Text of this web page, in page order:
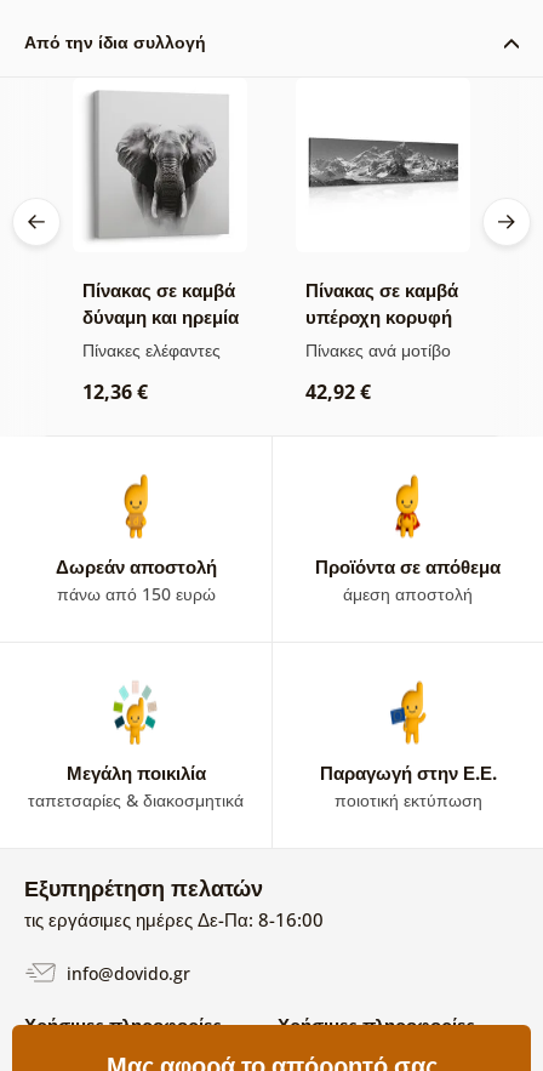
Από την ίδια συλλογή
Πίνακας σε καμβά
δύναμη και ηρεμία
του ελέφαντα
Πίνακες ελέφαντες
12,36 €
Πίνακας σε καμβά
υπέροχη κορυφή
βουνού σε
εκδοχή
Πίνακες ανά μοτίβο
42,92 €
Δωρεάν αποστολή
πάνω από 150 ευρώ
Προϊόντα σε απόθεμα
άμεση αποστολή
Μεγάλη ποικιλία
ταπετσαρίες & διακοσμητικά
Παραγωγή στην Ε.Ε.
ποιοτική εκτύπωση
Εξυπηρέτηση πελατών
τις εργάσιμες ημέρες Δε-Πα: 8-16:00
info@dovido.gr
Χρήσιμες πληροφορίες Χρήσιμες πληροφορίες
Σχετικά με εμάς